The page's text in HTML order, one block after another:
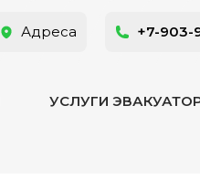
Адреса +7-903-
УСЛУГИ